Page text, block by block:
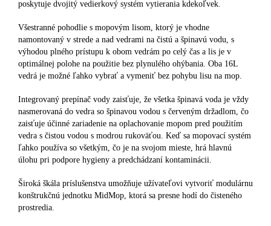
poskytuje dvojitý vedierkový systém vytierania kdekoľvek.
Všestranné pohodlie s mopovým lisom, ktorý je vhodne
namontovaný v strede a nad vedrami na čistú a špinavú vodu, s
výhodou plného prístupu k obom vedrám po celý čas a lis je v
optimálnej polohe na použitie bez plynulého ohýbania. Oba 16L
vedrá je možné ľahko vybrať a vymeniť bez pohybu lisu na mop.
Integrovaný prepínač vody zaisťuje, že všetka špinavá voda je vždy
nasmerovaná do vedra so špinavou vodou s červeným držadlom, čo
zaisťuje účinné zariadenie na oplachovanie mopom pred použitím
vedra s čistou vodou s modrou rukoväťou. Keď sa mopovací systém
ľahko používa so všetkým, čo je na svojom mieste, hrá hlavnú
úlohu pri podpore hygieny a predchádzaní kontaminácii.
Široká škála príslušenstva umožňuje užívateľovi vytvoriť modulárnu
konštrukčnú jednotku MidMop, ktorá sa presne hodí do čisteného
prostredia.